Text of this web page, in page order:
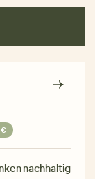
€
nachhaltig